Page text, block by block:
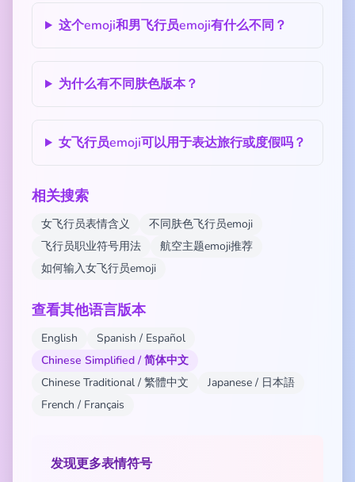
这个emoji和男飞行员emoji有什么不同？
为什么有不同肤色版本？
女飞行员emoji可以用于表达旅行或度假吗？
相关搜索
女飞行员表情含义
不同肤色飞行员emoji
飞行员职业符号用法
航空主题emoji推荐
如何输入女飞行员emoji
查看其他语言版本
English
Spanish / Español
Chinese Simplified / 简体中文
Chinese Traditional / 繁體中文
Japanese / 日本語
French / Français
发现更多表情符号